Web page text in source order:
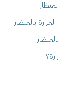
بالمنظار